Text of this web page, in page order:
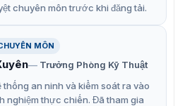
chuyên môn trước khi đăng tải.
MÔN
Trưởng Phòng Kỹ Thuật
thống an ninh và kiểm soát ra vào
nghiệm thực chiến. Đã tham gia